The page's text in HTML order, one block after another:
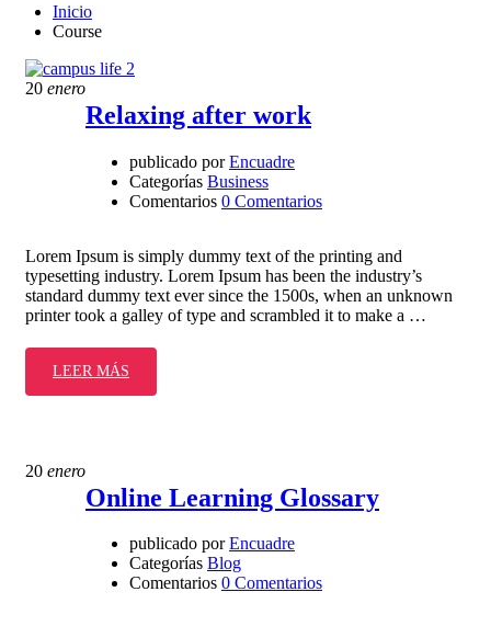
Inicio
Course
20 enero
Relaxing after work
publicado por Encuadre
Categorías Business
Comentarios 0 Comentarios
Lorem Ipsum is simply dummy text of the printing and
typesetting industry. Lorem Ipsum has been the industry’s
standard dummy text ever since the 1500s, when an unknown
printer took a galley of type and scrambled it to make a …
LEER MÁS
20 enero
Online Learning Glossary
publicado por Encuadre
Categorías Blog
Comentarios 0 Comentarios